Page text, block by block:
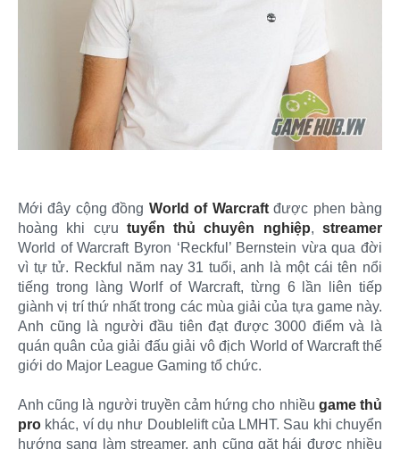
Mới đây cộng đồng World of Warcraftđược phen bàng
hoàng khi cựu tuyển thủ chuyên nghiệp,streamer
World of Warcraft Byron ‘Reckful’ Bernstein vừa qua đời
vì tự tử. Reckful năm nay 31 tuổi, anh là một cái tên nổi
tiếng trong làng Worlf of Warcraft, từng 6 lần liên tiếp
giành vị trí thứ nhất trong các mùa giải của tựa game này.
Anh cũng là người đầu tiên đạt được 3000 điểm và là
quán quân của giải đấu giải vô địch World of Warcraft thế
giới do Major League Gaming tổ chức.
Anh cũng là người truyền cảm hứng cho nhiều game thủ
pro khác, ví dụ như Doublelift của LMHT. Sau khi chuyển
hướng sang làm streamer, anh cũng gặt hái được nhiều